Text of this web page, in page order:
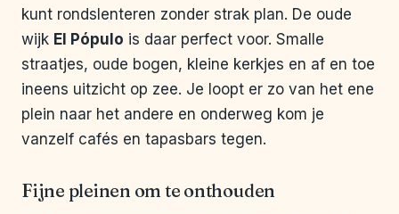
kunt rondslenteren zonder strak plan. De oude
wijk El Pópulo is daar perfect voor. Smalle
straatjes, oude bogen, kleine kerkjes en af en toe
ineens uitzicht op zee. Je loopt er zo van het ene
plein naar het andere en onderweg kom je
vanzelf cafés en tapasbars tegen.
Fijne pleinen om te onthouden